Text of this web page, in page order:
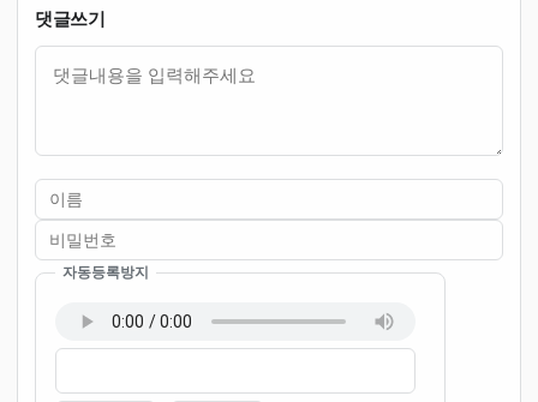
댓글쓰기
이름필수
비밀번호필수
자동등록방지